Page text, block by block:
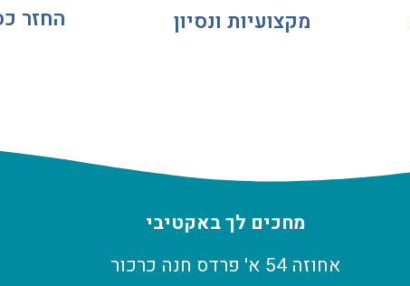
מקצועיות ונסיון החזר
מחכים לך באקטיבי
אחוזה 54 א' פרדס חנה כרכור